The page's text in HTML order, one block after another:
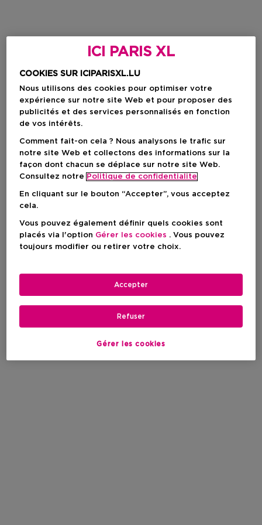
ICI PARIS XL
COOKIES SUR ICIPARISXL.LU
Nous utilisons des cookies pour optimiser votre
expérience sur notre site Web et pour proposer des
publicités et des services personnalisés en fonction
de vos intérêts.
Comment fait-on cela ? Nous analysons le trafic sur
notre site Web et collectons des informations sur la
façon dont chacun se déplace sur notre site Web.
Consultez notre Politique de confidentialite
En cliquant sur le bouton “Accepter”, vous acceptez
cela.
Vous pouvez également définir quels cookies sont
placés via l'option Gérer les cookies . Vous pouvez
toujours modifier ou retirer votre choix.
Gérer les cookies
Refuser
Accepter